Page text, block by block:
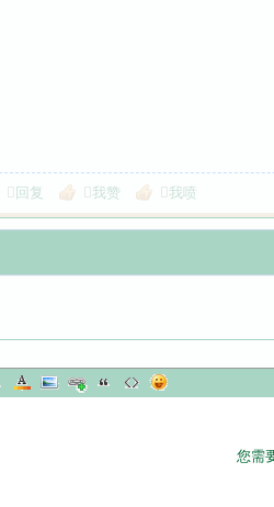
回复 我赞 我喷
您需